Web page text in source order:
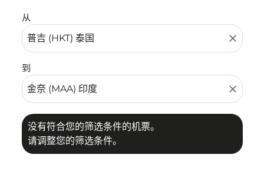
从
close
到
close
没有符合您的筛选条件的机票。
请调整您的筛选条件。